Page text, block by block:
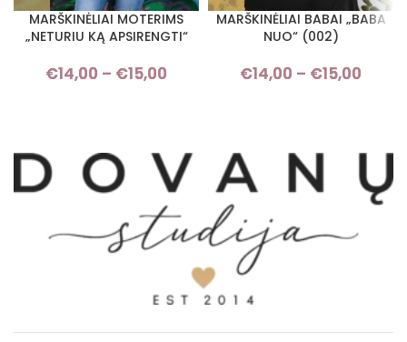
MARŠKINĖLIAI MOTERIMS
„NETURIU KĄ APSIRENGTI“
€14,00 – €15,00
Price range: €14,00 through
MARŠKINĖLIAI BABAI „BABA
NUO“ (002)
€14,00 – €15,00